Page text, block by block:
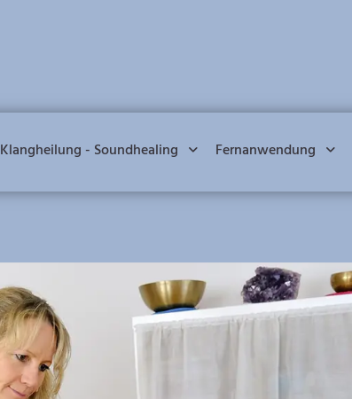
Klangheilung - Soundhealing Fernanwendung